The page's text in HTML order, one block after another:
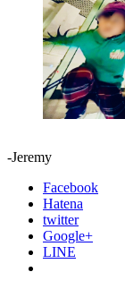
-Jeremy
Facebook
Hatena
twitter
Google+
LINE